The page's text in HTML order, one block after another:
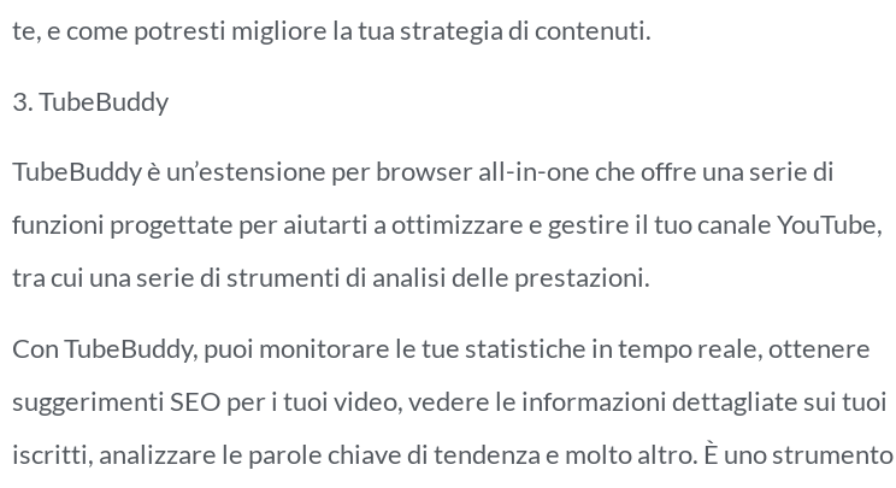
te, e come potresti migliore la tua strategia di contenuti.
3. TubeBuddy
TubeBuddy è un’estensione per browser all-in-one che offre una serie di
funzioni progettate per aiutarti a ottimizzare e gestire il tuo canale YouTube,
tra cui una serie di strumenti di analisi delle prestazioni.
Con TubeBuddy, puoi monitorare le tue statistiche in tempo reale, ottenere
suggerimenti SEO per i tuoi video, vedere le informazioni dettagliate sui tuoi
iscritti, analizzare le parole chiave di tendenza e molto altro. È uno strumento